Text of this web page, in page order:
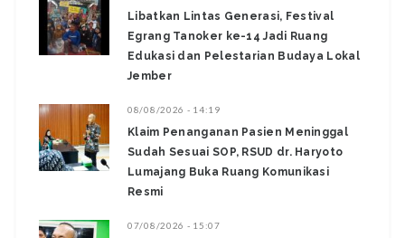
Libatkan Lintas Generasi, Festival
Egrang Tanoker ke-14 Jadi Ruang
Edukasi dan Pelestarian Budaya Lokal
Jember
08/08/2026 - 14:19
Klaim Penanganan Pasien Meninggal
Sudah Sesuai SOP, RSUD dr. Haryoto
Lumajang Buka Ruang Komunikasi
Resmi
07/08/2026 - 15:07